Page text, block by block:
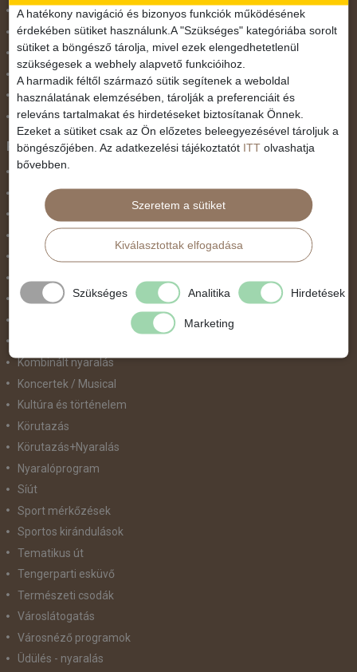
November 1.
Október 23.
Pünkösdi utazás
Szilveszter
Tavaszi szünet
Valentin nap
Programtípus
1 napos utak
Belépőjegy
Egyéni út
Egzotikus út
Fesztiválok
Gyalogtúra
Kombinált nyaralás
Koncertek / Musical
Kultúra és történelem
Körutazás
Körutazás+Nyaralás
Nyaralóprogram
Síút
Sport mérkőzések
Sportos kirándulások
Tematikus út
Tengerparti esküvő
Természeti csodák
Városlátogatás
Városnéző programok
Üdülés - nyaralás
A hatékony navigáció és bizonyos funkciók működésének
érdekében sütiket használunk.A "Szükséges" kategóriába sorolt
sütiket a böngésző tárolja, mivel ezek elengedhetetlenül
szükségesek a webhely alapvető funkcióihoz.
A harmadik féltől származó sütik segítenek a weboldal
használatának elemzésében, tárolják a preferenciáit és
releváns tartalmakat és hirdetéseket biztosítanak Önnek.
Ezeket a sütiket csak az Ön előzetes beleegyezésével tároljuk a
böngészőjében. Az adatkezelési tájékoztatót ITT olvashatja
bővebben.
Szeretem a sütiket
Kiválasztottak elfogadása
Szükséges Analitika Hirdetések
Marketing